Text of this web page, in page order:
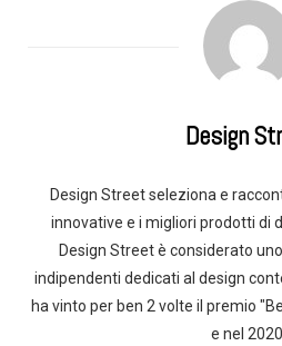
Design
Design Street seleziona e
innovative e i migliori prodotti di
Design Street è considerato
indipendenti dedicati al design
ha vinto per ben 2 volte il premio
e nel